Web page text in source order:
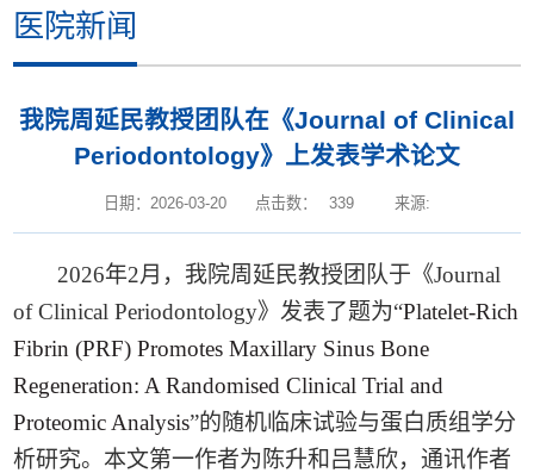
医院新闻
我院周延民教授团队在《Journal of Clinical
Periodontology》上发表学术论文
日期：2026-03-20 点击数： 339 来源:
2026年2月，我院周延民教授团队于《Journal
of Clinical Periodontology》发表了题为“Platelet-Rich
Fibrin (PRF) Promotes Maxillary Sinus Bone
Regeneration: A Randomised Clinical Trial and
Proteomic Analysis”的随机临床试验与蛋白质组学分
析研究。本文第一作者为陈升和吕慧欣，通讯作者